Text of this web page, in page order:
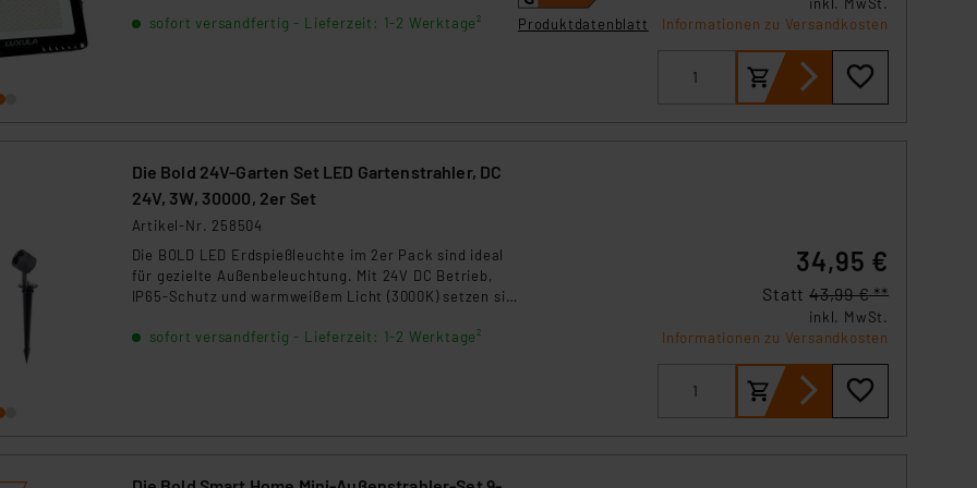
bares Geld! Sie können diesen LED-Fluter dank CCT-
sofort versandfertig - Lieferzeit: 1-2 Werktage² Produktdatenblatt
Informationen zu Versandkosten
Die Bold 24V-Garten Set LED Gartenstrahler, DC
24V, 3W, 30000, 2er Set
Artikel-Nr. 258504
Die BOLD LED Erdspießleuchte im 2er Pack sind ideal
für gezielte Außenbeleuchtung. Mit 24V DC Betrieb,
IP65-Schutz und warmweißem Licht (3000K) setzen sie
robuste Aluminiumgehäuse, die Dimmfunktion und der
sofort versandfertig - Lieferzeit: 1-2 Werktage²
34,95 €
Statt 43,99 € **
inkl. MwSt.
Informationen zu Versandkosten